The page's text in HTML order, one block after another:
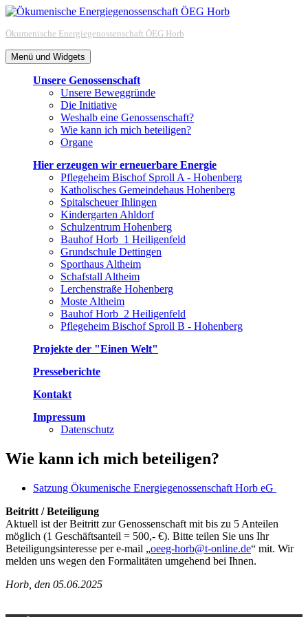
Zum
springen
Ökumenische Energiegenossenschaft ÖEG Horb
Menü und Widgets
Unsere Genossenschaft
Unsere Beweggründe
Die Initiative
Weshalb eine Genossenschaft?
Wie kann ich mich beteiligen?
Organe
Hier erzeugen wir erneuerbare Energie
Pflegeheim Bischof Sproll A - Hohenberg
Katholisches Gemeindehaus Hohenberg
Spitalscheuer Ihlingen
Kindergarten Ahldorf
Schulzentrum Hohenberg
Bauhof Horb_1 Heiligenfeld
Grundschule Dettingen
Sporthaus Altheim
Schafstall Altheim
Lerchenstraße Hohenberg
Moste Altheim
Bauhof Horb_2 Heiligenfeld
Pflegeheim Bischof Sproll B - Hohenberg
Projekte der "Einen Welt"
Presseberichte
Kontakt
Impressum
Datenschutz
Wie kann ich mich beteiligen?
Satzung Ökumenische Energiegenossenschaft Horb eG
Beitritt / Beteiligung
Aktuell ist der Beitritt zur Genossenschaft mit bis zu 5 Anteilen
möglich (1 Geschäftsanteil = 500,- €). Bitte teilen Sie uns Ihr
Beteiligungsinteresse per e-mail „oeeg-horb@t-online.de“ mit. Wir
melden uns wegen den Formalitäten umgehend bei Ihnen.
Horb, den 05.06.2025